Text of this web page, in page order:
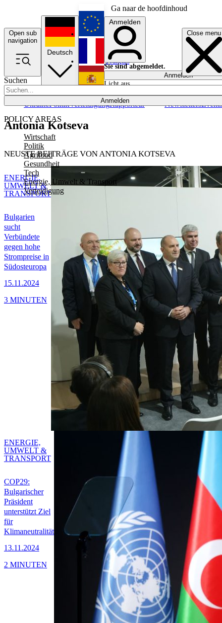
Ga naar de hoofdinhoud
Open sub
navigation
Close menu
Suchen
Anmelden
POLICY AREAS
Wirtschaft
Politik
Agrifood
Gesundheit
Tech
Energie, Umwelt & Transport
Verteidigung
UkrainePolitikVerteidigungRapporteur NewslettersEvents
Deutsch
English
Français
Anmelden
Sie sind abgemeldet.
Anmelden
Licht aus
Antonia Kotseva
NEUSTE BEITRÄGE VON ANTONIA KOTSEVA
Bulgarien
sucht
Verbündete
gegen hohe
Strompreise in
Südosteuropa
15.11.2024
ENERGIE,
UMWELT &
TRANSPORT
3 MINUTEN
COP29:
Bulgarischer
Präsident
unterstützt Ziel
für
Klimaneutralität
13.11.2024
ENERGIE,
UMWELT &
TRANSPORT
2 MINUTEN